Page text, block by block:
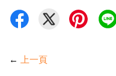
← 上一頁